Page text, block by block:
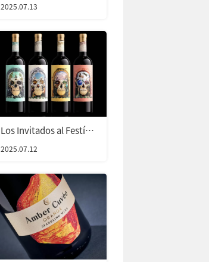
2025.07.13
Los Invitados al Festín
设计
2025.07.12